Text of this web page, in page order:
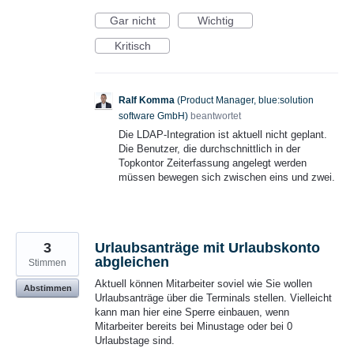
Gar nicht
Wichtig
Kritisch
Ralf Komma (Product Manager, blue:solution
software GmbH) beantwortet
Die LDAP-Integration ist aktuell nicht geplant.
Die Benutzer, die durchschnittlich in der
Topkontor Zeiterfassung angelegt werden
müssen bewegen sich zwischen eins und zwei.
Urlaubsanträge mit Urlaubskonto
abgleichen
Aktuell können Mitarbeiter soviel wie Sie wollen
Urlaubsanträge über die Terminals stellen. Vielleicht
kann man hier eine Sperre einbauen, wenn
Mitarbeiter bereits bei Minustage oder bei 0
Urlaubstage sind.
3
Stimmen
Abstimmen